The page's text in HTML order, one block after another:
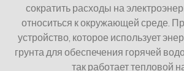
сократить расходы на
относиться к окружающей среде.
устройство, которое использует
грунта для обеспечения горячей
так работает тепловой